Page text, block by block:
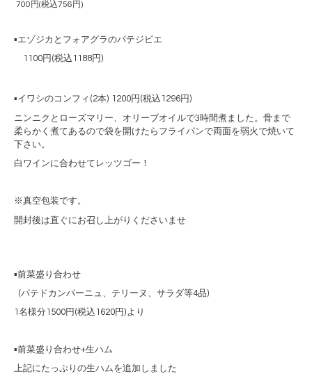
700円(税込756円)
▪️エゾジカとフォアグラのパテジビエ
1100円(税込1188円)
▪️イワシのコンフィ (2本) 1200円 (税込 1296円 )
ニンニクとローズマリー、オリーブオイルで3時間煮ました。 骨まで
柔らかく煮てあるので袋を開けたらフライパンで両面を弱火で焼いて
下さい。
白ワインに合わせてレッツゴー！
※真空包装です。
開封後は直ぐにお召し上がりくださいませ
▪️前菜盛り合わせ
(パテドカンパーニュ、テリーヌ、サラダ等4品)
1名様分1500円(税込1620円)より
▪️前菜盛り合わせ+生ハム
上記にたっぷりの生ハムを追加しました